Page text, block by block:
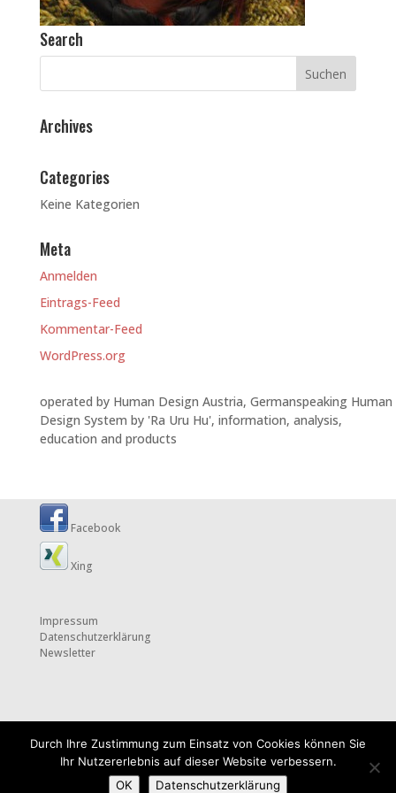
Search
Archives
Categories
Keine Kategorien
Meta
Anmelden
Eintrags-Feed
Kommentar-Feed
WordPress.org
operated by Human Design Austria, Germanspeaking Human
Design System by 'Ra Uru Hu', information, analysis,
education and products
Facebook
Xing
Impressum
Datenschutzerklärung
Newsletter
Durch Ihre Zustimmung zum Einsatz von Cookies können Sie
Ihr Nutzererlebnis auf dieser Website verbessern.
OK
Datenschutzerklärung